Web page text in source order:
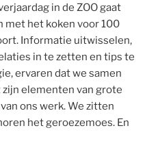
in de ZOO gaat
met het koken voor 100
Informatie uitwisselen,
in te zetten en tips te
ervaren dat we samen
zijn elementen van grote
ons werk. We zitten
het geroezemoes. En